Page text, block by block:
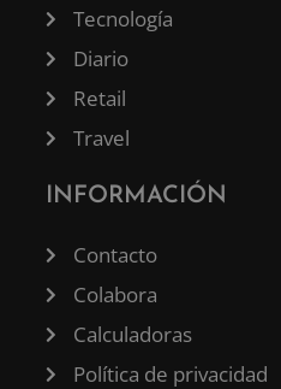
Tecnología
Diario
Retail
Travel
INFORMACIÓN
Contacto
Colabora
Calculadoras
Política de privacidad